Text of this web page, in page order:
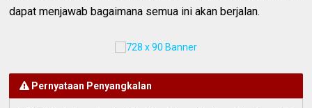
dapat menjawab bagaimana semua ini akan berjalan.
Pernyataan Penyangkalan